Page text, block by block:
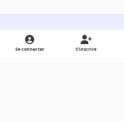
Light ModeDark ModeSystem Preference
Se connecter S’inscrire